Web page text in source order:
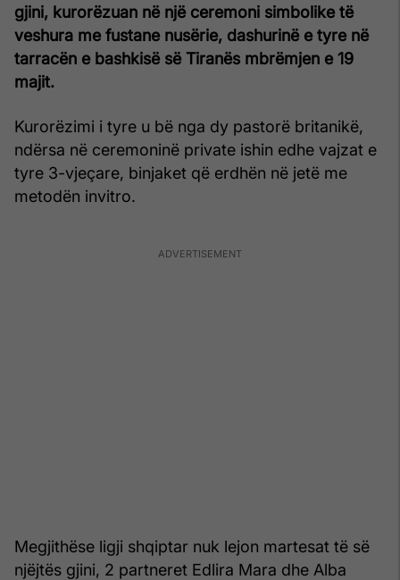
gjini, kurorëzuan në një ceremoni simbolike të
veshura me fustane nusërie, dashurinë e tyre në
tarracën e bashkisë së Tiranës mbrëmjen e 19
majit.
Kurorëzimi i tyre u bë nga dy pastorë britanikë,
ndërsa në ceremoninë private ishin edhe vajzat e
tyre 3-vjeçare, binjaket që erdhën në jetë me
metodën invitro.
Megjithëse ligji shqiptar nuk lejon martesat të së
njëjtës gjini, 2 partneret Edlira Mara dhe Alba